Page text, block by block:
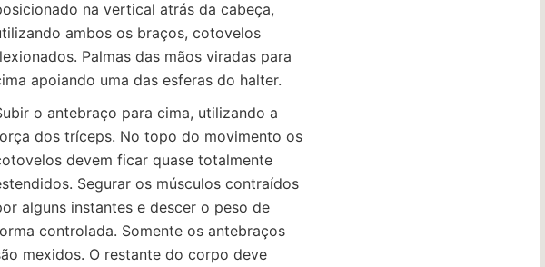
na vertical atrás da cabeça,
ambos os braços, cotovelos
Palmas das mãos viradas para
apoiando uma das esferas do halter.
o antebraço para cima, utilizando a
dos tríceps. No topo do movimento os
devem ficar quase totalmente
Segurar os músculos contraídos
alguns instantes e descer o peso de
controlada. Somente os antebraços
mexidos. O restante do corpo deve